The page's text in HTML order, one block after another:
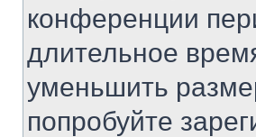
конференции
длительное
уменьшить
попробуйте